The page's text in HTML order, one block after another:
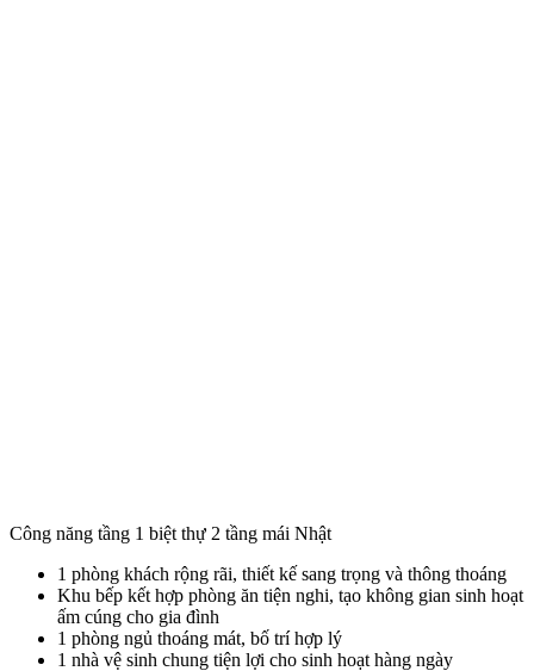
Công năng tầng 1 biệt thự 2 tầng mái Nhật
1 phòng khách rộng rãi, thiết kế sang trọng và thông thoáng
Khu bếp kết hợp phòng ăn tiện nghi, tạo không gian sinh hoạt
ấm cúng cho gia đình
1 phòng ngủ thoáng mát, bố trí hợp lý
1 nhà vệ sinh chung tiện lợi cho sinh hoạt hàng ngày